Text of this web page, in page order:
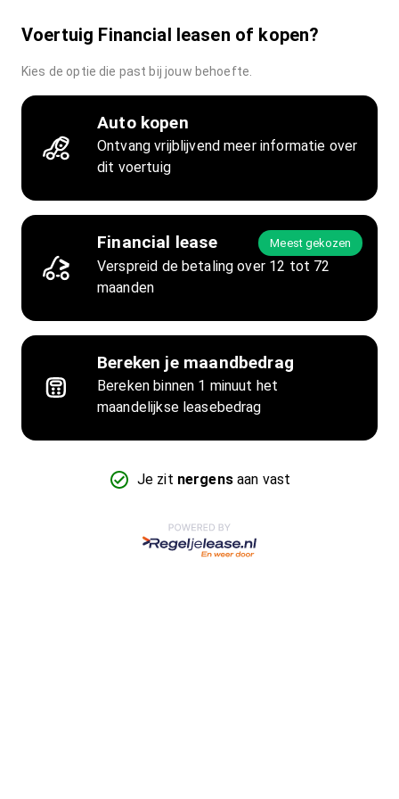
Voertuig Financial leasen of kopen?
Kies de optie die past bij jouw behoefte.
Auto kopen
Ontvang vrijblijvend meer informatie over
dit voertuig
Financial lease Meest gekozen
Verspreid de betaling over 12 tot 72
maanden
Bereken je maandbedrag
Bereken binnen 1 minuut het
maandelijkse leasebedrag
Je zit nergensaan vast